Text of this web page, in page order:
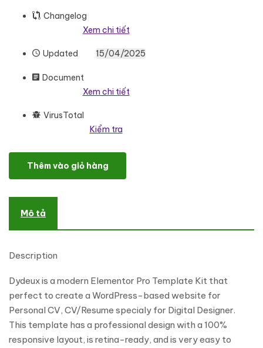
Changelog
Xem chi tiết
Updated 15/04/2025
Document
Xem chi tiết
VirusTotal
Kiểm tra
Dydeux - Personal CV Digital Designer Elementor Pro Template
Thêm vào giỏ hàng
Mô tả
Description
Dydeux is a modern Elementor Pro Template Kit that
perfect to create a WordPress-based website for
Personal CV, CV/Resume specialy for Digital Designer.
This template has a professional design with a 100%
responsive layout, is retina-ready, and is very easy to